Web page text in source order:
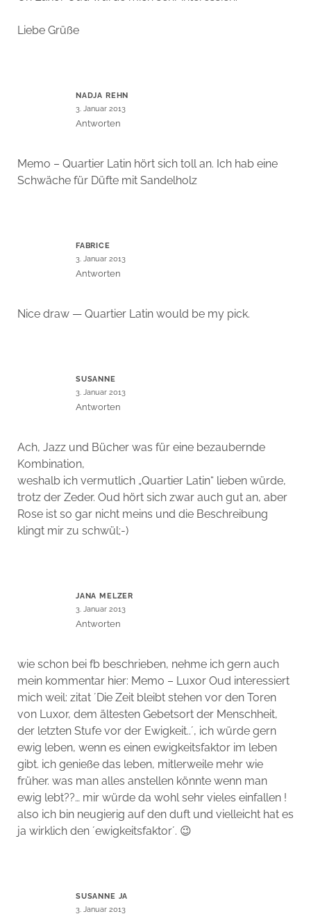
Liebe Grüße
NADJA REHN
3. Januar 2013
Antworten
Memo – Quartier Latin hört sich toll an. Ich hab eine
Schwäche für Düfte mit Sandelholz
FABRICE
3. Januar 2013
Antworten
Nice draw — Quartier Latin would be my pick.
SUSANNE
3. Januar 2013
Antworten
Ach, Jazz und Bücher was für eine bezaubernde
Kombination,
weshalb ich vermutlich „Quartier Latin“ lieben würde,
trotz der Zeder. Oud hört sich zwar auch gut an, aber
Rose ist so gar nicht meins und die Beschreibung
klingt mir zu schwül;-)
JANA MELZER
3. Januar 2013
Antworten
wie schon bei fb beschrieben, nehme ich gern auch
mein kommentar hier: Memo – Luxor Oud interessiert
mich weil: zitat ´Die Zeit bleibt stehen vor den Toren
von Luxor, dem ältesten Gebetsort der Menschheit,
der letzten Stufe vor der Ewigkeit..´, ich würde gern
ewig leben, wenn es einen ewigkeitsfaktor im leben
gibt. ich genieße das leben, mitlerweile mehr wie
früher. was man alles anstellen könnte wenn man
ewig lebt??… mir würde da wohl sehr vieles einfallen !
also ich bin neugierig auf den duft und vielleicht hat es
ja wirklich den ´ewigkeitsfaktor´. 😉
SUSANNE JA
3. Januar 2013